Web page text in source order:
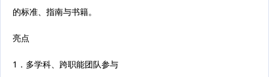
的标准、指南与书籍。
亮点
1．多学科、跨职能团队参与